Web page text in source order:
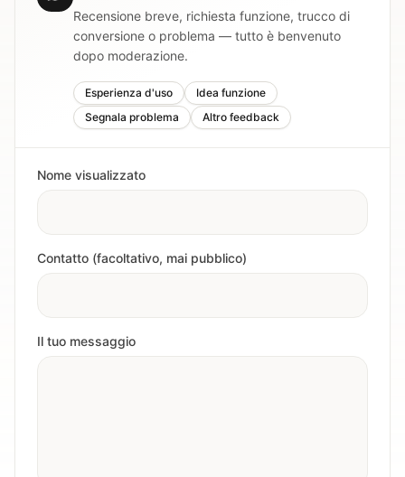
Recensione breve, richiesta funzione, trucco di
conversione o problema — tutto è benvenuto
dopo moderazione.
Esperienza d'uso
Idea funzione
Segnala problema
Altro feedback
Nome visualizzato
Contatto (facoltativo, mai pubblico)
Il tuo messaggio